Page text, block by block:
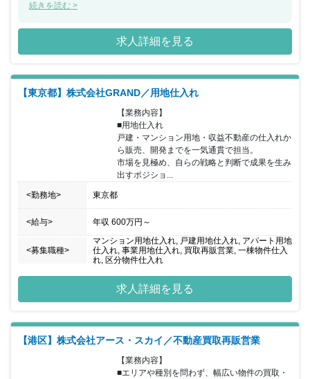
て、税理士や弁護士などの士業の方々とのコネクションがあるた
続きを読む >
求人詳細を見る
【東京都】株式会社GRAND／用地仕入れ
【業務内容】
■用地仕入れ
戸建・マンション用地・収益不動産の仕入れか
ら販売、開発までを一気通貫で担当。
市場を見極め、自らの戦略と判断で成果を生み
出すポジショ...
<勤務地> 東京都
<給与> 年収 600万円 ～
<募集職種>
マンション用地仕入れ, 戸建用地仕入れ, アパート用地
仕入れ, 事業用地仕入れ, 買取再販営業, 一棟物件仕入
れ, 区分物件仕入れ
求人詳細を見る
【港区】株式会社アース・スカイ／不動産買取再販営業
【業務内容】
■エリアや種別を問わず、幅広い物件の買取・